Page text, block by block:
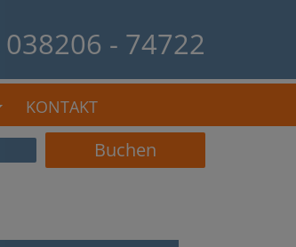
038206 - 74722
KONTAKT
Buchen